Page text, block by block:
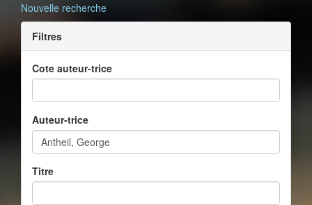
Nouvelle recherche
Filtres
Cote auteur-trice
Auteur-trice
Titre